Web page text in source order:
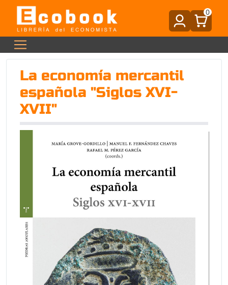
0
La economía mercantil
española "Siglos XVI-
XVII"